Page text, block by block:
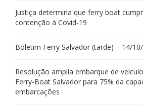
Justiça determina que ferry boat
contenção à Covid-19
Boletim Ferry Salvador (tarde) – 14/
Resolução amplia embarque de
Ferry-Boat Salvador para 75% da
embarcações